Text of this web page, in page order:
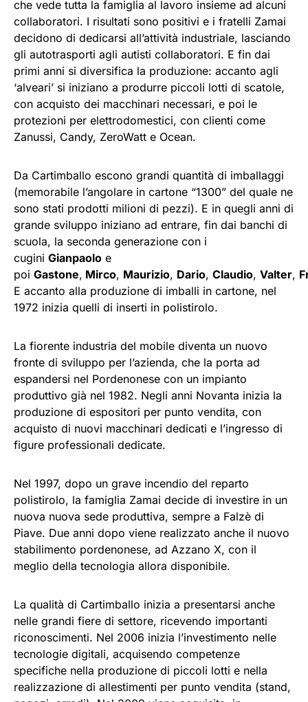
che vede tutta la famiglia al lavoro insieme ad alcuni
collaboratori. I risultati sono positivi e i fratelli Zamai
decidono di dedicarsi all’attività industriale, lasciando
gli autotrasporti agli autisti collaboratori. E fin dai
primi anni si diversifica la produzione: accanto agli
‘alveari’ si iniziano a produrre piccoli lotti di scatole,
con acquisto dei macchinari necessari, e poi le
protezioni per elettrodomestici, con clienti come
Zanussi, Candy, ZeroWatt e Ocean.
Da Cartimballo escono grandi quantità di imballaggi
(memorabile l’angolare in cartone “1300” del quale ne
sono stati prodotti milioni di pezzi). E in quegli anni di
grande sviluppo iniziano ad entrare, fin dai banchi di
scuola, la seconda generazione con i
cugini Gianpaolo e
poi Gastone, Mirco, Maurizio, Dario, Claudio, Valter,
E accanto alla produzione di imballi in cartone, nel
1972 inizia quelli di inserti in polistirolo.
La fiorente industria del mobile diventa un nuovo
fronte di sviluppo per l’azienda, che la porta ad
espandersi nel Pordenonese con un impianto
produttivo già nel 1982. Negli anni Novanta inizia la
produzione di espositori per punto vendita, con
acquisto di nuovi macchinari dedicati e l’ingresso di
figure professionali dedicate.
Nel 1997, dopo un grave incendio del reparto
polistirolo, la famiglia Zamai decide di investire in un
nuova nuova sede produttiva, sempre a Falzè di
Piave. Due anni dopo viene realizzato anche il nuovo
stabilimento pordenonese, ad Azzano X, con il
meglio della tecnologia allora disponibile.
La qualità di Cartimballo inizia a presentarsi anche
nelle grandi fiere di settore, ricevendo importanti
riconoscimenti. Nel 2006 inizia l’investimento nelle
tecnologie digitali, acquisendo competenze
specifiche nella produzione di piccoli lotti e nella
realizzazione di allestimenti per punto vendita (stand,